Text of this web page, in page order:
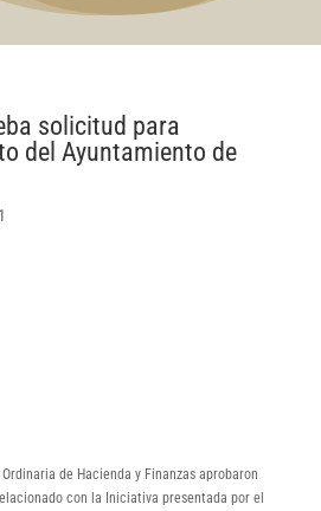
solicitud para
del Ayuntamiento de
de Hacienda y Finanzas aprobaron
con la Iniciativa presentada por el